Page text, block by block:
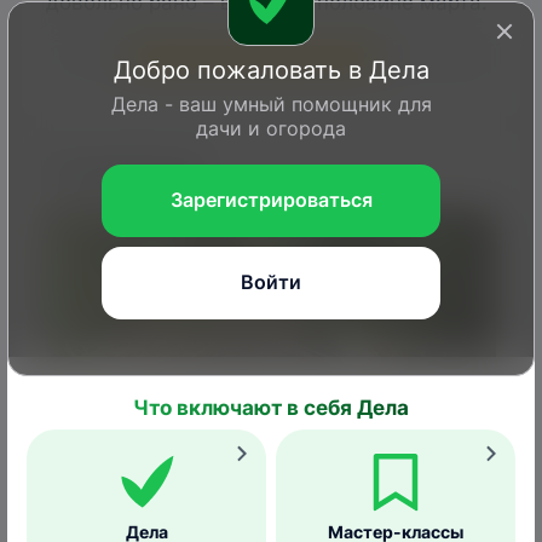
Гнездование
Добро пожаловать в Дела
Дела - ваш умный помощник для
дачи и огорода
Зарегистрироваться
Войти
Что включают в себя Дела
Дела Мастер-классы